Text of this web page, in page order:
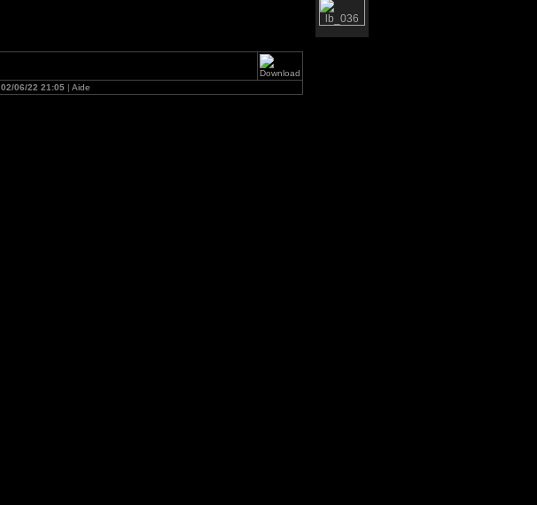
02/06/22 21:05| Aide